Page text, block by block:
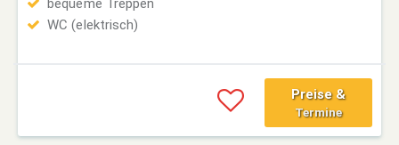
bequeme Treppen
WC (elektrisch)
Preise &
Termine